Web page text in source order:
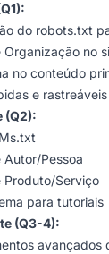
do robots.txt
Organização no
no conteúdo
e rastreáveis
(Q2):
Autor/Pessoa
Produto/Serviço
para tutoriais
(Q3-4):
avançados